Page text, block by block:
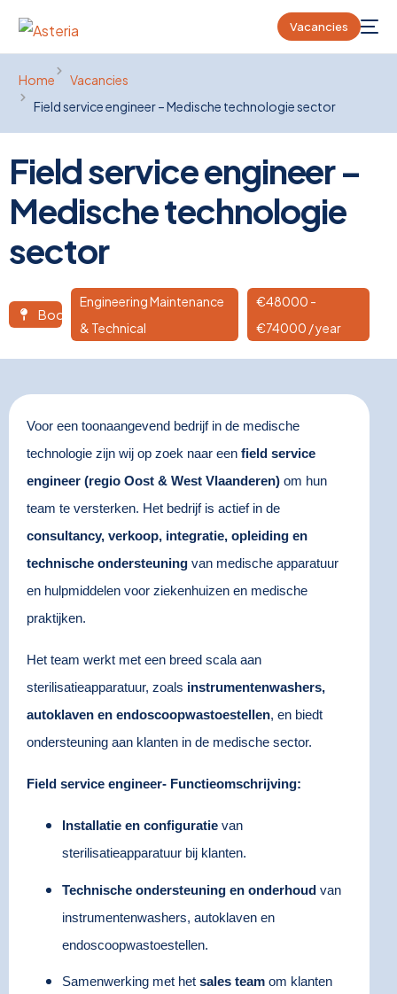
Vacancies
Home
Vacancies
Field service engineer – Medische technologie sector
Field service engineer –
Medische technologie
sector
Boom
Engineering Maintenance
& Technical
€48000 -
€74000 / year
Voor een toonaangevend bedrijf in de medische
technologie zijn wij op zoek naar een field service
engineer (regio Oost & West Vlaanderen) om hun
team te versterken. Het bedrijf is actief in de
consultancy, verkoop, integratie, opleiding en
technische ondersteuning van medische apparatuur
en hulpmiddelen voor ziekenhuizen en medische
praktijken.
Het team werkt met een breed scala aan
sterilisatieapparatuur, zoals instrumentenwashers,
autoklaven en endoscoopwastoestellen, en biedt
ondersteuning aan klanten in de medische sector.
Field service engineer- Functieomschrijving:
Installatie en configuratie van
sterilisatieapparatuur bij klanten.
Technische ondersteuning en onderhoud van
instrumentenwashers, autoklaven en
endoscoopwastoestellen.
Samenwerking met het sales team om klanten